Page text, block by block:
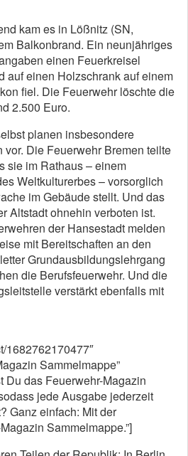
kam es in Lößnitz (SN,
Balkonbrand. Ein neunjähriges
einen Feuerkreisel
auf einen Holzschrank auf einem
fiel. Die Feuerwehr löschte die
2.500 Euro.
planen insbesondere
Die Feuerwehr Bremen teilte
sie im Rathaus – einem
Weltkulturerbes – vorsorglich
im Gebäude stellt. Und das
Altstadt ohnehin verboten ist.
der Hansestadt melden
mit Bereitschaften an den
Grundausbildungslehrgang
die Berufsfeuerwehr. Und die
verstärkt ebenfalls mit
1682762170477″
Sammelmappe”
Du das Feuerwehr-Magazin
jede Ausgabe jederzeit
Ganz einfach: Mit der
Sammelmappe.”]